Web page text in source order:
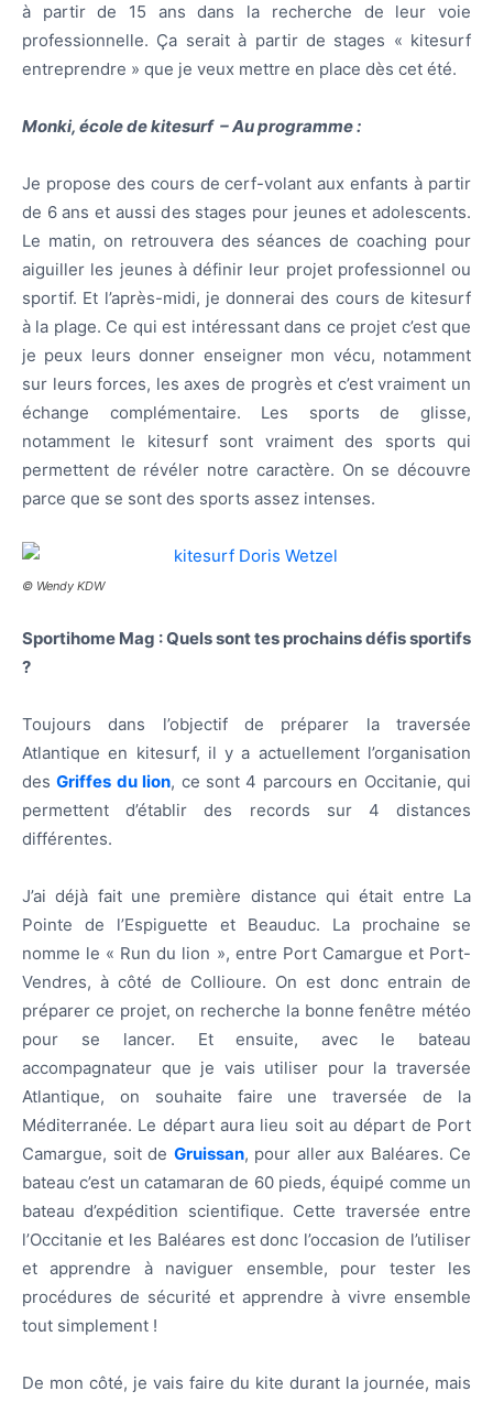
à partir de 15 ans dans la recherche de leur voie
professionnelle. Ça serait à partir de stages « kitesurf
entreprendre » que je veux mettre en place dès cet été.
Monki, école de kitesurf – Au programme :
Je propose des cours de cerf-volant aux enfants à partir
de 6 ans et aussi des stages pour jeunes et adolescents.
Le matin, on retrouvera des séances de coaching pour
aiguiller les jeunes à définir leur projet professionnel ou
sportif. Et l’après-midi, je donnerai des cours de kitesurf
à la plage. Ce qui est intéressant dans ce projet c’est que
je peux leurs donner enseigner mon vécu, notamment
sur leurs forces, les axes de progrès et c’est vraiment un
échange complémentaire. Les sports de glisse,
notamment le kitesurf sont vraiment des sports qui
permettent de révéler notre caractère. On se découvre
parce que se sont des sports assez intenses.
© Wendy KDW
Sportihome Mag : Quels sont tes prochains défis sportifs
?
Toujours dans l’objectif de préparer la traversée
Atlantique en kitesurf, il y a actuellement l’organisation
desGriffes du lion, ce sont 4 parcours en Occitanie, qui
permettent d’établir des records sur 4 distances
différentes.
J’ai déjà fait une première distance qui était entre La
Pointe de l’Espiguette et Beauduc. La prochaine se
nomme le « Run du lion », entre Port Camargue et Port-
Vendres, à côté de Collioure. On est donc entrain de
préparer ce projet, on recherche la bonne fenêtre météo
pour se lancer. Et ensuite, avec le bateau
accompagnateur que je vais utiliser pour la traversée
Atlantique, on souhaite faire une traversée de la
Méditerranée. Le départ aura lieu soit au départ de Port
Camargue, soit de Gruissan, pour aller aux Baléares. Ce
bateau c’est un catamaran de 60 pieds, équipé comme un
bateau d’expédition scientifique. Cette traversée entre
l’Occitanie et les Baléares est donc l’occasion de l’utiliser
et apprendre à naviguer ensemble, pour tester les
procédures de sécurité et apprendre à vivre ensemble
tout simplement !
De mon côté, je vais faire du kite durant la journée, mais